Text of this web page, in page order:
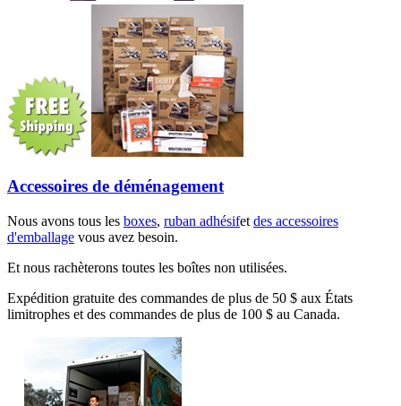
Accessoires de déménagement
Nous avons tous les boxes, ruban adhésifet des accessoires
d'emballage vous avez besoin.
Et nous rachèterons toutes les boîtes non utilisées.
Expédition gratuite des commandes de plus de 50 $ aux États
limitrophes et des commandes de plus de 100 $ au Canada.